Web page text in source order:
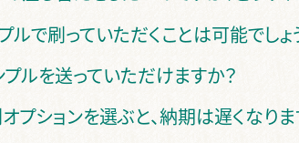
ルで刷っていただくことは可能でしょ
ルを送っていただけますか？
プションを選ぶと、納期は遅くなりま